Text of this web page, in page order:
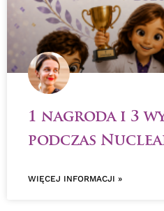
1 nagroda i 3
podczas
WIĘCEJ INFORMACJI »